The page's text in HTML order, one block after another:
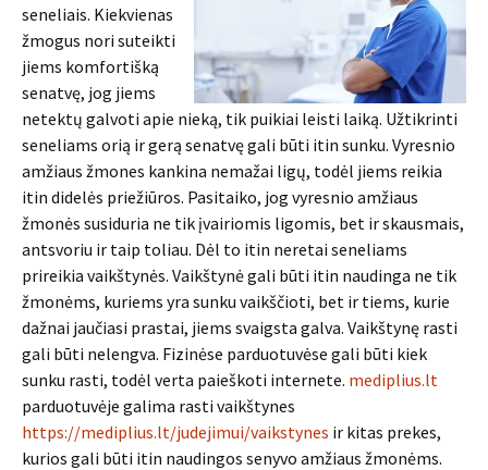
seneliais. Kiekvienas
žmogus nori suteikti
jiems komfortišką
senatvę, jog jiems
netektų galvoti apie nieką, tik puikiai leisti laiką. Užtikrinti
seneliams orią ir gerą senatvę gali būti itin sunku. Vyresnio
amžiaus žmones kankina nemažai ligų, todėl jiems reikia
itin didelės priežiūros. Pasitaiko, jog vyresnio amžiaus
žmonės susiduria ne tik įvairiomis ligomis, bet ir skausmais,
antsvoriu ir taip toliau. Dėl to itin neretai seneliams
prireikia vaikštynės. Vaikštynė gali būti itin naudinga ne tik
žmonėms, kuriems yra sunku vaikščioti, bet ir tiems, kurie
dažnai jaučiasi prastai, jiems svaigsta galva. Vaikštynę rasti
gali būti nelengva. Fizinėse parduotuvėse gali būti kiek
sunku rasti, todėl verta paieškoti internete. mediplius.lt
parduotuvėje galima rasti vaikštynes
https://mediplius.lt/judejimui/vaikstynes ir kitas prekes,
kurios gali būti itin naudingos senyvo amžiaus žmonėms.